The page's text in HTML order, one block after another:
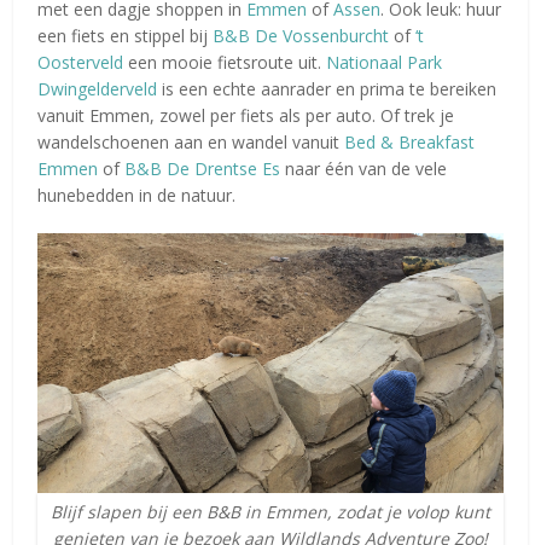
met een dagje shoppen in Emmen ofAssen. Ook leuk: huur
een fiets en stippel bij B&B De Vossenburcht of‘t
Oosterveld een mooie fietsroute uit. Nationaal Park
Dwingelderveld is een echte aanrader en prima te bereiken
vanuit Emmen, zowel per fiets als per auto. Of trek je
wandelschoenen aan en wandel vanuit Bed & Breakfast
Emmen of B&B De Drentse Es naar één van de vele
hunebedden in de natuur.
Blijf slapen bij een B&B in Emmen, zodat je volop kunt
genieten van je bezoek aan Wildlands Adventure Zoo!